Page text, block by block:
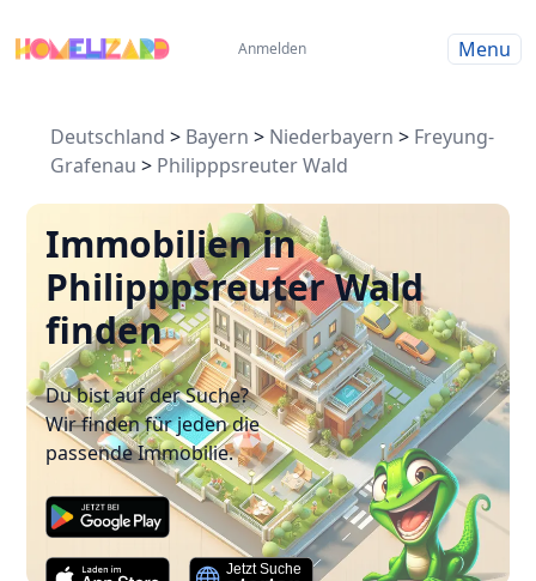
Anmelden Menu
Deutschland > Bayern > Niederbayern > Freyung-
Grafenau > Philipppsreuter Wald
Immobilien in
Philipppsreuter Wald
finden
Du bist auf der Suche?
Wir finden für jeden die
passende Immobilie.